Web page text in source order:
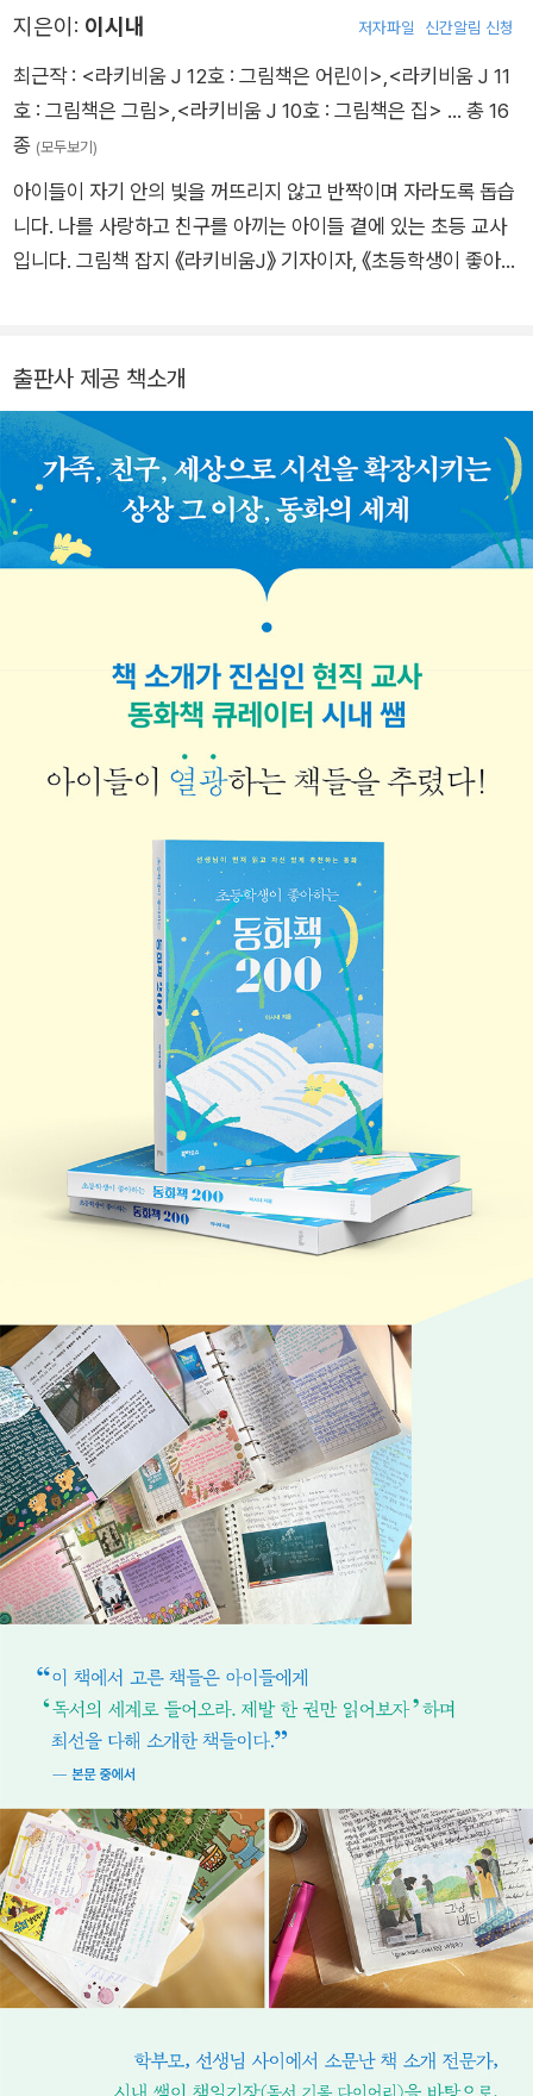
은 아주 멋지고 즐겁다.”
억, 울면서 주인공에게 위로의 말을 건넸던 경험은 모두 보물이었
께 동화의 매력에 푹 빠지는 시간, 동화를 읽으면서 웃고 울고 아
파할 수 있는 시간이 되리라 장담한다.”
지은이: 이시내 저자파일 신간알림 신청
최근작 : <라키비움 J 12호 : 그림책은 어린이> <라키비움 J 11
호 : 그림책은 그림> <라키비움 J 10호 : 그림책은 집> … 총 16
종 (모두보기)
아이들이 자기 안의 빛을 꺼뜨리지 않고 반짝이며 자라도록 돕습
니다. 나를 사랑하고 친구를 아끼는 아이들 곁에 있는 초등 교사
입니다. 그림책 잡지 《라키비움J》 기자이자, 《초등학생이 좋아하
출판사 제공 책소개